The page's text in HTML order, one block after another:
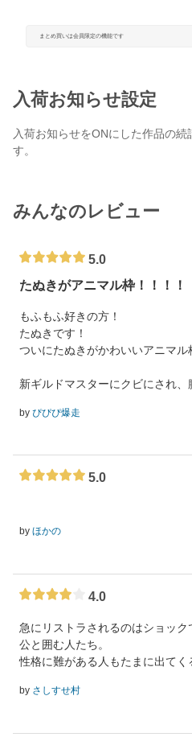
まとめ買いは会員限定の機能です
入荷お知らせ設定
入荷お知らせをONにした作品の
す。
みんなのレビュー
5.0
たぬきがアニマル枠！！！！
もふもふ好きの方！
たぬきです！
ついにたぬきがかわいいアニマル
新ギルドマスターにクビにされ
by ぴぴぴ爆走
5.0
by ほかの
4.0
急にリストラされるのはショッ
公と囲む人たち。
性格に難がある人もたまに出てく
by さしすせ村